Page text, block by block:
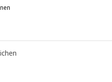
Regal, graugrün/